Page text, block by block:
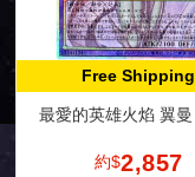
Free Shipping
約$2,857